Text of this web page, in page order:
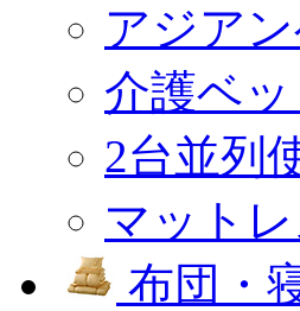
アジア
介護ベ
2台並列
マットレ
布団・